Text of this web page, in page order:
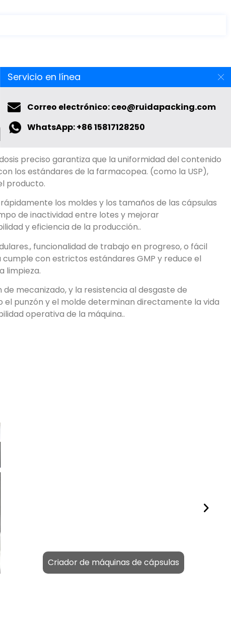
de cápsulas
preciso garantiza que la uniformidad del contenido
los estándares de la farmacopea. (como la USP),
producto.
los moldes y los tamaños de las cápsulas
de inactividad entre lotes y mejorar
y eficiencia de la producción..
funcionalidad de trabajo en progreso, o fácil
con estrictos estándares GMP y reduce el
limpieza.
mecanizado, y la resistencia al desgaste de
punzón y el molde determinan directamente la vida
operativa de la máquina..
Criador de máquinas de cápsulas
Servicio en línea
Correo electrónico: ceo@ruidapacking.com
WhatsApp: +86 15817128250